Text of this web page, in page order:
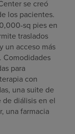
se creó
los pacientes.
sq pies en
traslados
un acceso más
Comodidades
para
con
una suite de
de diálisis en el
una farmacia